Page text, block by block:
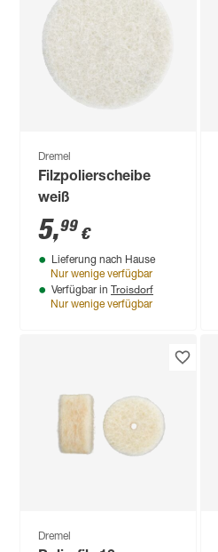
Dremel
Filzpolierscheibe
weiß
5,99 €
Lieferung nach Hause
Nur wenige verfügbar
Verfügbar in Troisdorf
Nur wenige verfügbar
Dremel